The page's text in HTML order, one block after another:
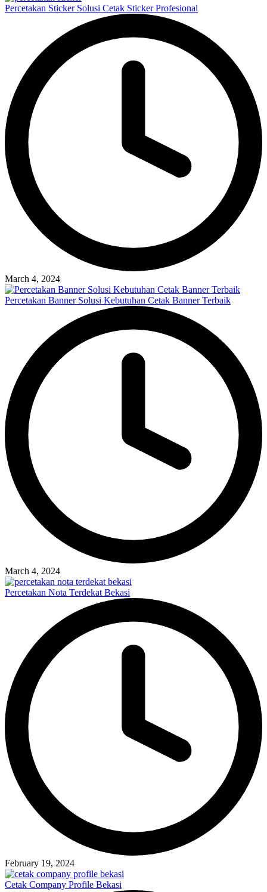
Percetakan Sticker Solusi Cetak Sticker Profesional
March 4, 2024
Percetakan Banner Solusi Kebutuhan Cetak Banner Terbaik
March 4, 2024
Percetakan Nota Terdekat Bekasi
February 19, 2024
Cetak Company Profile Bekasi